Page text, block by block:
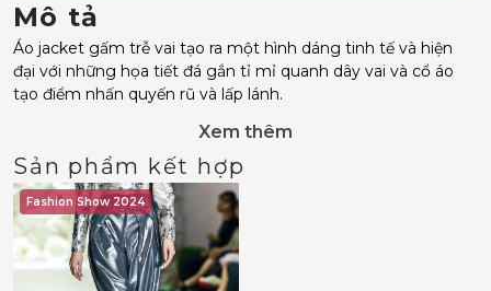
Mô tả
Áo jacket gấm trễ vai tạo ra một hình dáng tinh tế và hiện
đại với những họa tiết đá gắn tỉ mỉ quanh dây vai và cổ áo
tạo điểm nhấn quyến rũ và lấp lánh.
Xem thêm
Sản phẩm kết hợp
Fashion Show 2024